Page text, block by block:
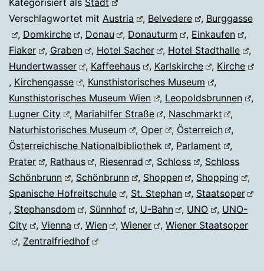
Kategorisiert als Stadt
Verschlagwortet mit Austria , Belvedere , Burggasse
, Domkirche , Donau , Donauturm , Einkaufen
,
Fiaker
, Graben , Hotel Sacher , Hotel Stadthalle
,
Hundertwasser
, Kaffeehaus , Karlskirche , Kirche
, Kirchengasse , Kunsthistorisches Museum
,
Kunsthistorisches Museum Wien
, Leopoldsbrunnen
,
Lugner City
, Mariahilfer Straße , Naschmarkt
,
Naturhistorisches Museum
, Oper , Österreich
,
Österreichische Nationalbibliothek
, Parlament
,
Prater
, Rathaus , Riesenrad , Schloss , Schloss
Schönbrunn
, Schönbrunn , Shoppen , Shopping
,
Spanische Hofreitschule
, St. Stephan , Staatsoper
, Stephansdom , Sünnhof , U-Bahn , UNO , UNO-
City
, Vienna , Wien ,Wiener ,Wiener Staatsoper
, Zentralfriedhof